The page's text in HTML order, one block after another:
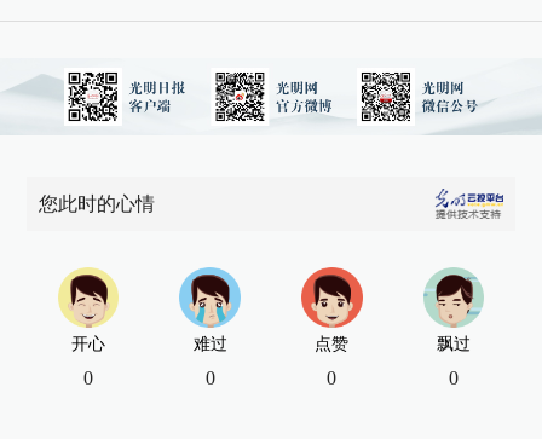
您此时的心情
开心
0
难过
0
点赞
0
飘过
0